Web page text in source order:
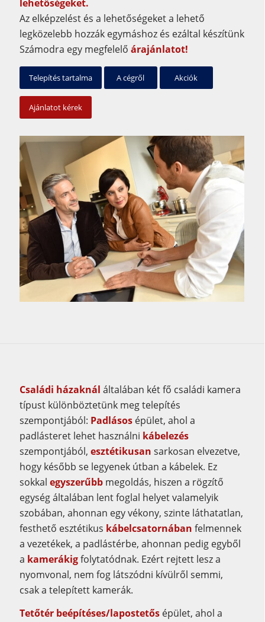
lehetőségeket.
Az elképzelést és a lehetőségeket a lehető
legközelebb hozzák egymáshoz és ezáltal készítünk
Számodra egy megfelelő árajánlatot!
Telepítés tartalma A cégről Akciók
Ajánlatot kérek
Családi házaknál általában két fő családi kamera
típust különböztetünk meg telepítés
szempontjából: Padlásosépület, ahol a
padlásteret lehet használni kábelezés
szempontjából, esztétikusan sarkosan elvezetve,
hogy később se legyenek útban a kábelek. Ez
sokkal egyszerűbbmegoldás, hiszen a rögzítő
egység általában lent foglal helyet valamelyik
szobában, ahonnan egy vékony, szinte láthatatlan,
festhető esztétikus kábelcsatornában felmennek
a vezetékek, a padlástérbe, ahonnan pedig egyből
a kamerákigfolytatódnak. Ezért rejtett lesz a
nyomvonal, nem fog látszódni kívülről semmi,
csak a telepített kamerák.
Tetőtér beépítéses/lapostetősépület, ahol a